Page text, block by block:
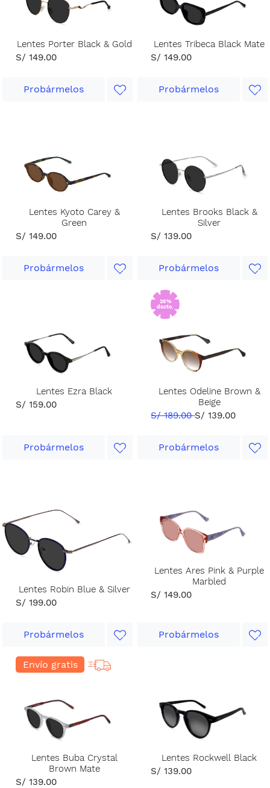
Lentes Porter Black & Gold
S/ 149.00
Probármelos
Lentes Tribeca Black Mate
S/ 149.00
Probármelos
Lentes Kyoto Carey &
Green
S/ 149.00
Probármelos
Lentes Brooks Black &
Silver
S/ 139.00
Probármelos
Lentes Ezra Black
S/ 159.00
Probármelos
26%
dscto.
Lentes Odeline Brown &
Beige
S/ 189.00S/ 139.00
Probármelos
Lentes Robin Blue & Silver
S/ 199.00
Probármelos
Lentes Ares Pink & Purple
Marbled
S/ 149.00
Probármelos
Envío gratis
Lentes Buba Crystal
Brown Mate
S/ 139.00
Lentes Rockwell Black
S/ 139.00